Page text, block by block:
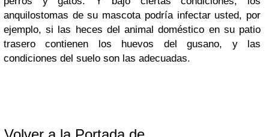
anquilostomas de su mascota podría infectar usted, por
ejemplo, si las heces del animal doméstico en su patio
trasero contienen los huevos del gusano, y las
condiciones del suelo son las adecuadas.